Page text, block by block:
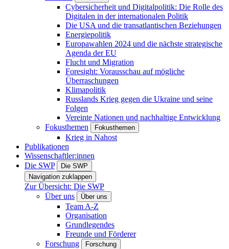
Cybersicherheit und Digitalpolitik: Die Rolle des
Digitalen in der internationalen Politik
Die USA und die transatlantischen Beziehungen
Energiepolitik
Europawahlen 2024 und die nächste strategische
Agenda der EU
Flucht und Migration
Foresight: Vorausschau auf mögliche
Überraschungen
Klimapolitik
Russlands Krieg gegen die Ukraine und seine
Folgen
Vereinte Nationen und nachhaltige Entwicklung
Fokusthemen
Fokusthemen
Krieg in Nahost
Publikationen
Wissenschaftler:innen
Die SWP
Die SWP
Navigation zuklappen
Zur Übersicht: Die SWP
Über uns
Über uns
Team A-Z
Organisation
Grundlegendes
Freunde und Förderer
Forschung
Forschung